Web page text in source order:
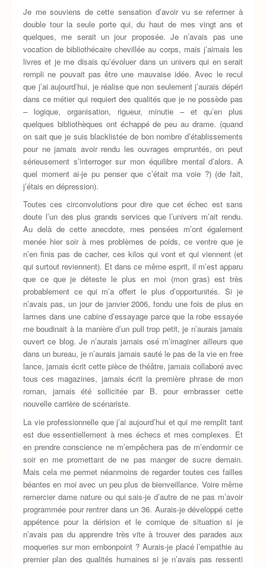
Je me souviens de cette sensation d’avoir vu se refermer à
double tour la seule porte qui, du haut de mes vingt ans et
quelques, me serait un jour proposée. Je n’avais pas une
vocation de bibliothécaire chevillée au corps, mais j’aimais les
livres et je me disais qu’évoluer dans un univers qui en serait
rempli ne pouvait pas être une mauvaise idée. Avec le recul
que j’ai aujourd’hui, je réalise que non seulement j’aurais dépéri
dans ce métier qui requiert des qualités que je ne possède pas
– logique, organisation, rigueur, minutie – et qu’en plus
quelques bibliothèques ont échappé de peu au drame. (quand
on sait que je suis blacklistée de bon nombre d’établissements
pour ne jamais avoir rendu les ouvrages empruntés, on peut
sérieusement s’interroger sur mon équilibre mental d’alors. A
quel moment ai-je pu penser que c’était ma voie ?) (de fait,
j’étais en dépression).
Toutes ces circonvolutions pour dire que cet échec est sans
doute l’un des plus grands services que l’univers m’ait rendu.
Au delà de cette anecdote, mes pensées m’ont également
menée hier soir à mes problèmes de poids, ce ventre que je
n’en finis pas de cacher, ces kilos qui vont et qui viennent (et
qui surtout reviennent). Et dans ce même esprit, il m’est apparu
que ce que je déteste le plus en moi (mon gras) est très
probablement ce qui m’a offert le plus d’opportunités. Si je
n’avais pas, un jour de janvier 2006, fondu une fois de plus en
larmes dans une cabine d’essayage parce que la robe essayée
me boudinait à la manière d’un pull trop petit, je n’aurais jamais
ouvert ce blog. Je n’aurais jamais osé m’imaginer ailleurs que
dans un bureau, je n’aurais jamais sauté le pas de la vie en free
lance, jamais écrit cette pièce de théâtre, jamais collaboré avec
tous ces magazines, jamais écrit la première phrase de mon
roman, jamais été sollicitée par B. pour embrasser cette
nouvelle carrière de scénariste.
La vie professionnelle que j’ai aujourd’hui et qui me remplit tant
est due essentiellement à mes échecs et mes complexes. Et
en prendre conscience ne m’empêchera pas de m’endormir ce
soir en me promettant de ne pas manger de sucre demain.
Mais cela me permet néanmoins de regarder toutes ces failles
béantes en moi avec un peu plus de bienveillance. Voire même
remercier dame nature ou qui sais-je d’autre de ne pas m’avoir
programmée pour rentrer dans un 36. Aurais-je développé cette
appétence pour la dérision et le comique de situation si je
n’avais pas du apprendre très vite à trouver des parades aux
moqueries sur mon embonpoint ? Aurais-je placé l’empathie au
premier plan des qualités humaines si je n’avais pas ressenti